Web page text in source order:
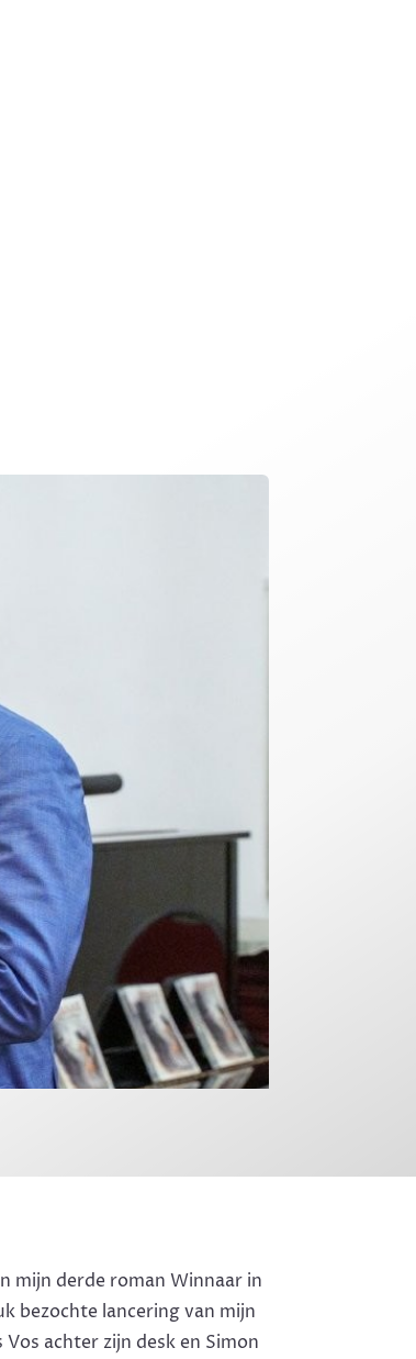
mijn derde roman Winnaar in
bezochte lancering van mijn
achter zijn desk en Simon